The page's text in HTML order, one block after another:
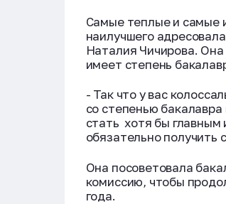
Самые теплые и самые
наилучшего
Наталия Чичирова.
имеет степень
- Так что у вас
со степенью
стать хотя бы
обязательно получить
Она посоветовала
комиссию, чтобы
года.